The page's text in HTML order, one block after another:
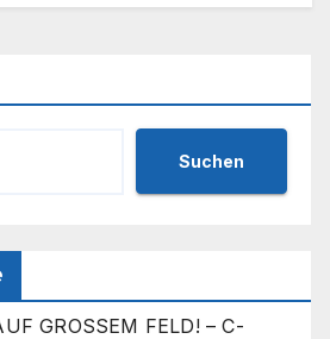
Suchen
GROSSEM FELD! – C-